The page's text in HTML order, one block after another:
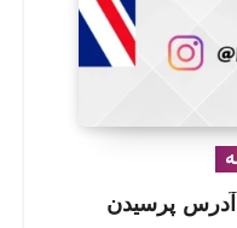
پرسیدن